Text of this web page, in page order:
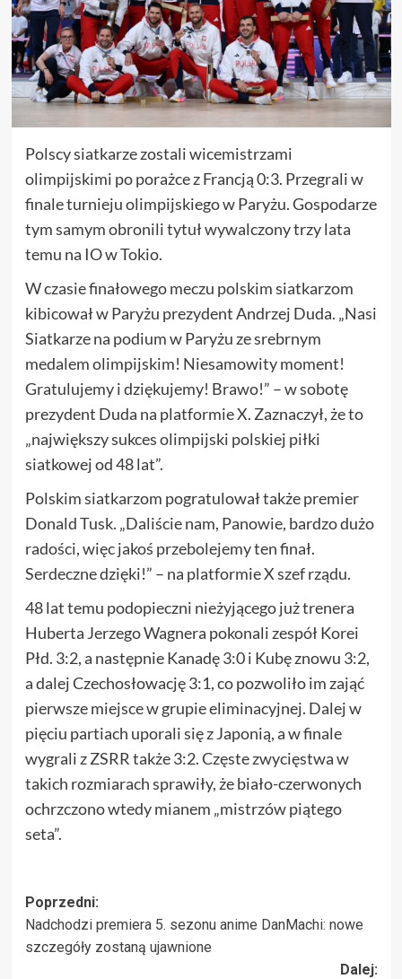
Polscy siatkarze zostali wicemistrzami
olimpijskimi po porażce z Francją 0:3. Przegrali w
finale turnieju olimpijskiego w Paryżu. Gospodarze
tym samym obronili tytuł wywalczony trzy lata
temu na IO w Tokio.
W czasie finałowego meczu polskim siatkarzom
kibicował w Paryżu prezydent Andrzej Duda. „Nasi
Siatkarze na podium w Paryżu ze srebrnym
medalem olimpijskim! Niesamowity moment!
Gratulujemy i dziękujemy! Brawo!” – w sobotę
prezydent Duda na platformie X. Zaznaczył, że to
„największy sukces olimpijski polskiej piłki
siatkowej od 48 lat”.
Polskim siatkarzom pogratulował także premier
Donald Tusk. „Daliście nam, Panowie, bardzo dużo
radości, więc jakoś przebolejemy ten finał.
Serdeczne dzięki!” – na platformie X szef rządu.
48 lat temu podopieczni nieżyjącego już trenera
Huberta Jerzego Wagnera pokonali zespół Korei
Płd. 3:2, a następnie Kanadę 3:0 i Kubę znowu 3:2,
a dalej Czechosłowację 3:1, co pozwoliło im zająć
pierwsze miejsce w grupie eliminacyjnej. Dalej w
pięciu partiach uporali się z Japonią, a w finale
wygrali z ZSRR także 3:2. Częste zwycięstwa w
takich rozmiarach sprawiły, że biało-czerwonych
ochrzczono wtedy mianem „mistrzów piątego
seta”.
Zobacz
wpisy
Poprzedni:
Nadchodzi premiera 5. sezonu anime DanMachi: nowe
szczegóły zostaną ujawnione
Dalej: